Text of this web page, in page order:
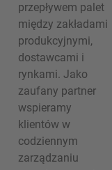
przepływem palet
między zakładami
produkcyjnymi,
dostawcami i
rynkami. Jako
zaufany partner
wspieramy
klientów w
codziennym
zarządzaniu